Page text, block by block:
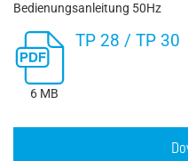
Bedienungsanleitung 50Hz
6 MB
TP 28 / TP 30